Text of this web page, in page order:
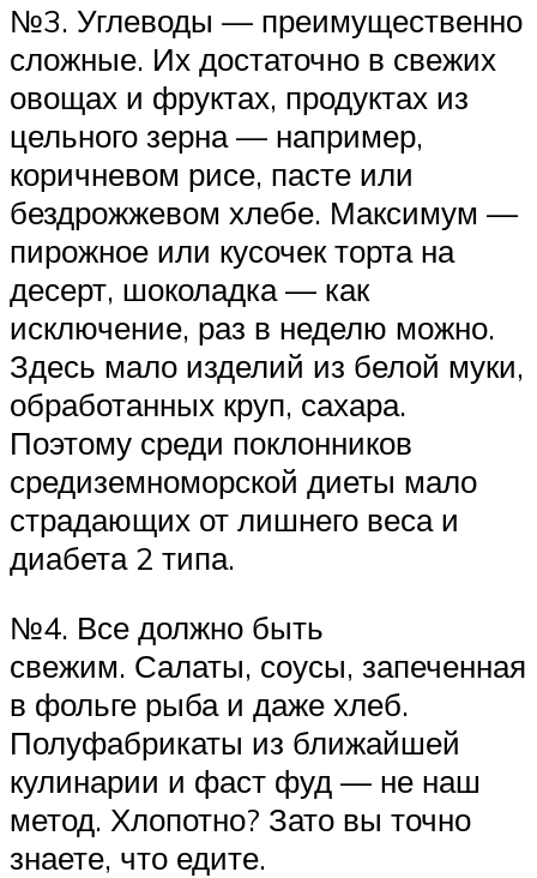
№3. Углеводы — преимущественно
сложные. Их достаточно в свежих
овощах и фруктах, продуктах из
цельного зерна — например,
коричневом рисе, пасте или
бездрожжевом хлебе. Максимум —
пирожное или кусочек торта на
десерт, шоколадка — как
исключение, раз в неделю можно.
Здесь мало изделий из белой муки,
обработанных круп, сахара.
Поэтому среди поклонников
средиземноморской диеты мало
страдающих от лишнего веса и
диабета 2 типа.
№4. Все должно быть
свежим. Салаты, соусы, запеченная
в фольге рыба и даже хлеб.
Полуфабрикаты из ближайшей
кулинарии и фаст фуд — не наш
метод. Хлопотно? Зато вы точно
знаете, что едите.